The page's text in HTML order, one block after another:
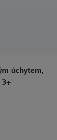
úchytem,
3+